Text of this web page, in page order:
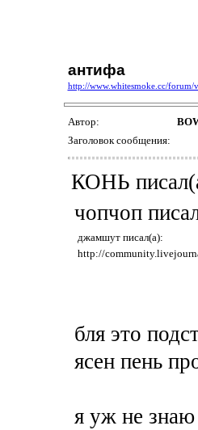
антифа
http://www.whitesmoke.cc/
Автор:
Заголовок сообщения:
КОНЬ
чопчоп
джамшут писал(а):
http://
бля это
ясен пень
я уж не